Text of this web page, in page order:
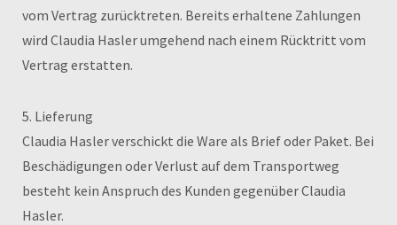
vom Vertrag zurücktreten. Bereits erhaltene Zahlungen
wird Claudia Hasler umgehend nach einem Rücktritt vom
Vertrag erstatten.
5. Lieferung
Claudia Hasler verschickt die Ware als Brief oder Paket. Bei
Beschädigungen oder Verlust auf dem Transportweg
besteht kein Anspruch des Kunden gegenüber Claudia
Hasler.